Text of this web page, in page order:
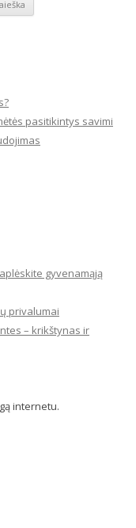
pasitikintys savimi
gyvenamąją
privalumai
– krikštynas ir
internetu.